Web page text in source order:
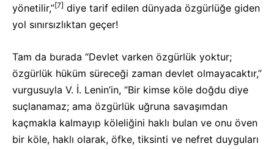
yönetilir,”[7] diye tarif edilen dünyada özgürlüğe giden
yol sınırsızlıktan geçer!
Tam da burada “Devlet varken özgürlük yoktur;
özgürlük hüküm süreceği zaman devlet olmayacaktır,”
vurgusuyla V. İ. Lenin’in, “Bir kimse köle doğdu diye
suçlanamaz; ama özgürlük uğruna savaşımdan
kaçmakla kalmayıp köleliğini haklı bulan ve onu öven
bir köle, haklı olarak, öfke, tiksinti ve nefret duyguları